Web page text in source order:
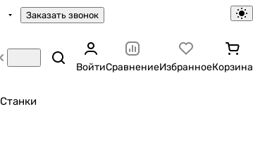
Заказать звонок
ВойтиСравнениеИзбранноеКорзина
Станки